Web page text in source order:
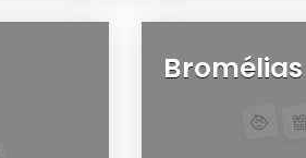
Bromélias